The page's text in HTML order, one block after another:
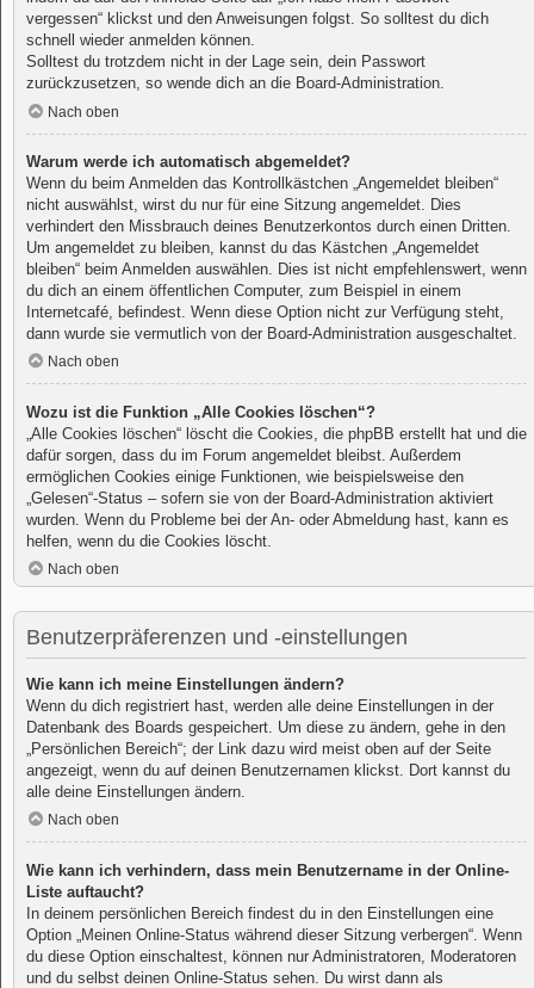
vergessen“ klickst und den Anweisungen folgst. So solltest du dich
schnell wieder anmelden können.
Solltest du trotzdem nicht in der Lage sein, dein Passwort
zurückzusetzen, so wende dich an die Board-Administration.
Nach oben
Warum werde ich automatisch abgemeldet?
Wenn du beim Anmelden das Kontrollkästchen „Angemeldet bleiben“
nicht auswählst, wirst du nur für eine Sitzung angemeldet. Dies
verhindert den Missbrauch deines Benutzerkontos durch einen Dritten.
Um angemeldet zu bleiben, kannst du das Kästchen „Angemeldet
bleiben“ beim Anmelden auswählen. Dies ist nicht empfehlenswert, wenn
du dich an einem öffentlichen Computer, zum Beispiel in einem
Internetcafé, befindest. Wenn diese Option nicht zur Verfügung steht,
dann wurde sie vermutlich von der Board-Administration ausgeschaltet.
Nach oben
Wozu ist die Funktion „Alle Cookies löschen“?
„Alle Cookies löschen“ löscht die Cookies, die phpBB erstellt hat und die
dafür sorgen, dass du im Forum angemeldet bleibst. Außerdem
ermöglichen Cookies einige Funktionen, wie beispielsweise den
„Gelesen“-Status – sofern sie von der Board-Administration aktiviert
wurden. Wenn du Probleme bei der An- oder Abmeldung hast, kann es
helfen, wenn du die Cookies löscht.
Nach oben
Benutzerpräferenzen und -einstellungen
Wie kann ich meine Einstellungen ändern?
Wenn du dich registriert hast, werden alle deine Einstellungen in der
Datenbank des Boards gespeichert. Um diese zu ändern, gehe in den
„Persönlichen Bereich“; der Link dazu wird meist oben auf der Seite
angezeigt, wenn du auf deinen Benutzernamen klickst. Dort kannst du
alle deine Einstellungen ändern.
Nach oben
Wie kann ich verhindern, dass mein Benutzername in der Online-
Liste auftaucht?
In deinem persönlichen Bereich findest du in den Einstellungen eine
Option „Meinen Online-Status während dieser Sitzung verbergen“. Wenn
du diese Option einschaltest, können nur Administratoren, Moderatoren
und du selbst deinen Online-Status sehen. Du wirst dann als